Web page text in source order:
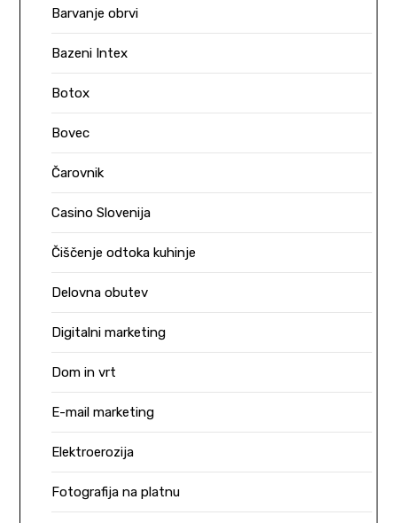
Barvanje obrvi
Bazeni Intex
Botox
Bovec
Čarovnik
Casino Slovenija
Čiščenje odtoka kuhinje
Delovna obutev
Digitalni marketing
Dom in vrt
E-mail marketing
Elektroerozija
Fotografija na platnu